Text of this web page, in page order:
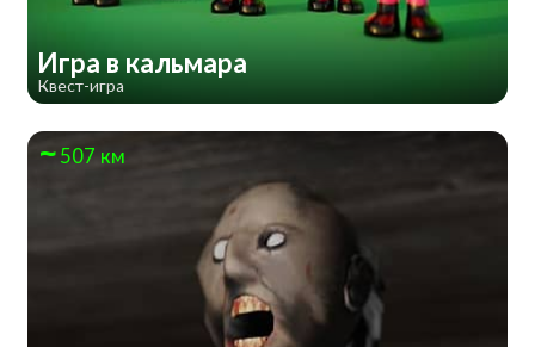
Игра в кальмара
Квест-игра
507 км